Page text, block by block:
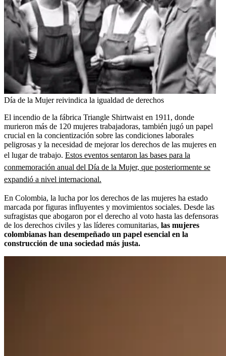
Día de la Mujer reivindica la igualdad de derechos
El incendio de la fábrica Triangle Shirtwaist en 1911, donde
murieron más de 120 mujeres trabajadoras, también jugó un papel
crucial en la concientización sobre las condiciones laborales
peligrosas y la necesidad de mejorar los derechos de las mujeres en
el lugar de trabajo. Estos eventos sentaron las bases para la
conmemoración anual del Día de la Mujer, que posteriormente se
expandió a nivel internacional.
En Colombia, la lucha por los derechos de las mujeres ha estado
marcada por figuras influyentes y movimientos sociales. Desde las
sufragistas que abogaron por el derecho al voto hasta las defensoras
de los derechos civiles y las líderes comunitarias, las mujeres
colombianas han desempeñado un papel esencial en la
construcción de una sociedad más justa.